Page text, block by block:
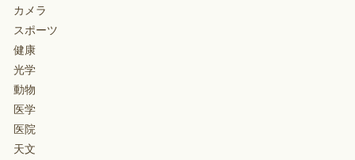
カメラ
スポーツ
健康
光学
動物
医学
医院
天文